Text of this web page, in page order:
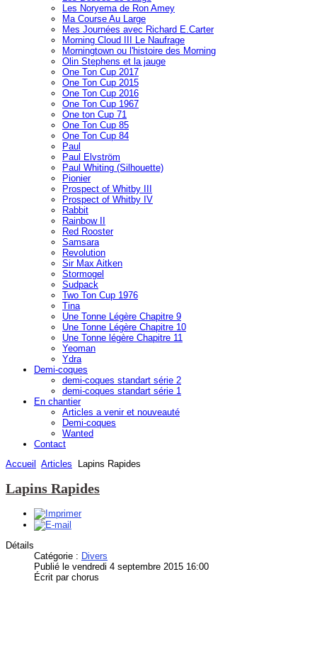
Les Noryema de Ron Amey
Ma Course Au Large
Mes Journées avec Richard E.Carter
Morning Cloud III Le Naufrage
Morningtown ou l'histoire des Morning
Olin Stephens et la jauge
One Ton Cup 2017
One Ton Cup 2015
One Ton Cup 2016
One Ton Cup 1967
One ton Cup 71
One Ton Cup 85
One Ton Cup 84
Paul
Paul Elvström
Paul Whiting (Silhouette)
Pionier
Prospect of Whitby III
Prospect of Whitby IV
Rabbit
Rainbow II
Red Rooster
Samsara
Revolution
Sir Max Aitken
Stormogel
Sudpack
Two Ton Cup 1976
Tina
Une Tonne Légère Chapitre 9
Une Tonne Légère Chapitre 10
Une Tonne légère Chapitre 11
Yeoman
Ydra
Demi-coques
demi-coques standart série 2
demi-coques standart série 1
En chantier
Articles a venir et nouveauté
Demi-coques
Wanted
Contact
Accueil
Articles Lapins Rapides
Lapins Rapides
Détails
Catégorie : Divers
Publié le vendredi 4 septembre 2015 16:00
Écrit par chorus